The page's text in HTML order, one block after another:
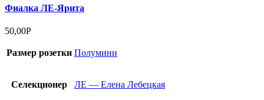
Фиалка ЛЕ-Ярита
50,00Р
Размер розетки Полумини
Селекционер ЛЕ — Елена Лебецкая